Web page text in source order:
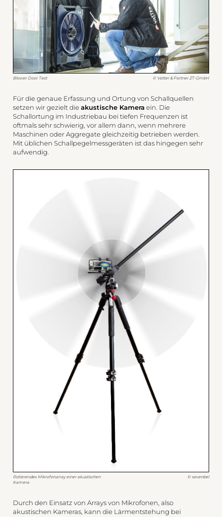
Blower Door Test © Vatter & Partner ZT-GmbH
Für die genaue Erfassung und Ortung von Schallquellen
setzen wir gezielt die akustische Kamera ein. Die
Schallortung im Industriebau bei tiefen Frequenzen ist
oftmals sehr schwierig, vor allem dann, wenn mehrere
Maschinen oder Aggregate gleichzeitig betrieben werden.
Mit üblichen Schallpegelmessgeräten ist das hingegen sehr
aufwendig.
Rotierendes Mikrofonarray einer akustischen
Kamera
© sevenbel
Durch den Einsatz von Arrays von Mikrofonen, also
akustischen Kameras, kann die Lärmentstehung bei